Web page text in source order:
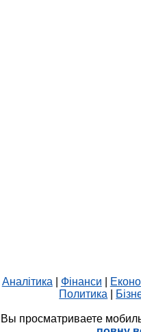
Аналітика Фінанси
Политика
Вы просматриваете